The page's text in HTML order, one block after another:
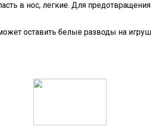
в нос, легкие. Для
оставить белые разводы на